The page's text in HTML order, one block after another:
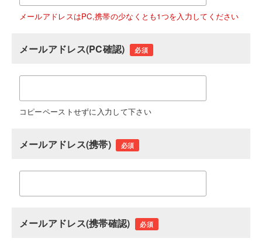
メールアドレスはPC,携帯の少なくとも1つを入力してください
メールアドレス(PC確認) 必須
コピーペーストせずに入力して下さい
メールアドレス(携帯) 必須
メールアドレス(携帯確認) 必須